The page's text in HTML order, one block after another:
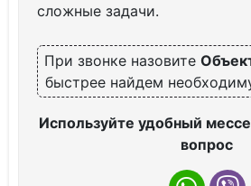
сложные задачи.
При звонке назовите
быстрее найдем
Используйте удобный
вопрос